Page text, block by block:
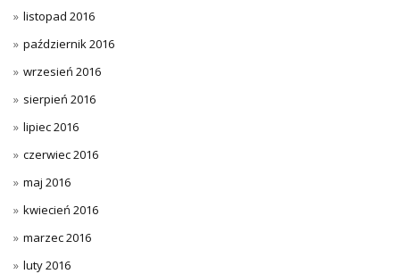
listopad 2016
październik 2016
wrzesień 2016
sierpień 2016
lipiec 2016
czerwiec 2016
maj 2016
kwiecień 2016
marzec 2016
luty 2016